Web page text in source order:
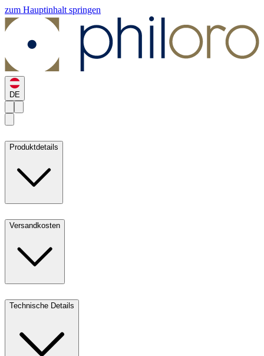
zum Hauptinhalt springen
DE
Produktdetails
Versandkosten
Technische Details